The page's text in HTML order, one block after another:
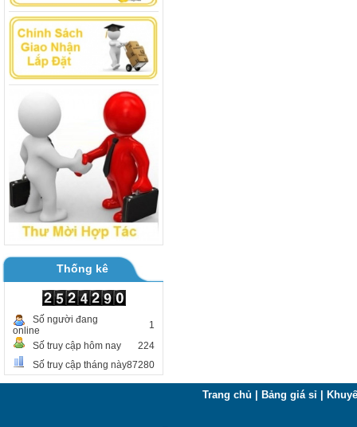
BOARD MÁY GIẶT TOSHIBA AW
B1000 - B1100GV
Thống kê
Số người đang
online
1
Số truy cập hôm nay
224
Số truy cập tháng này87280
Trang chủ Bảng giá sỉ